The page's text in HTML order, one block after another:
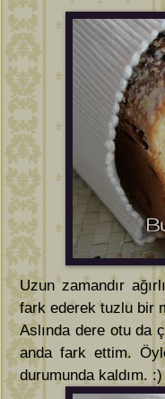
Uzun zamandır
fark ederek tuzlu bir
Aslında dere otu da
anda fark ettim.
durumunda kaldım. :)